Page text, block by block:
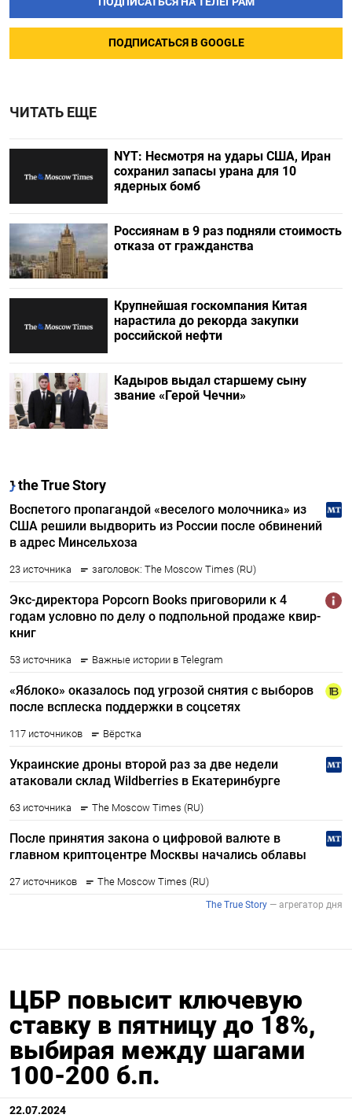
ПОДПИСАТЬСЯ В GOOGLE
ЧИТАТЬ ЕЩЕ
NYT: Несмотря на удары США, Иран
сохранил запасы урана для 10
ядерных бомб
Россиянам в 9 раз подняли стоимость
отказа от гражданства
Крупнейшая госкомпания Китая
нарастила до рекорда закупки
российской нефти
Кадыров выдал старшему сыну
звание «Герой Чечни»
ЦБР повысит ключевую
ставку в пятницу до 18%,
выбирая между шагами
100-200 б.п.
22.07.2024